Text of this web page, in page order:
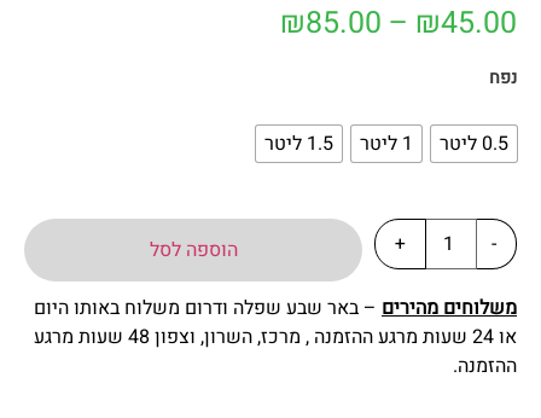
₪45.00
–
₪85.00
נפח
0.5 ליטר 1 ליטר 1.5 ליטר
-
+
הוספה לסל
משלוחים מהירים – באר שבע שפלה ודרום משלוח באותו היום
או 24 שעות מרגע ההזמנה , מרכז, השרון, וצפון 48 שעות מרגע
ההזמנה.